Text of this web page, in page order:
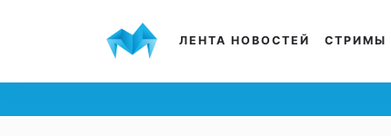
ЛЕНТА НОВОСТЕЙ СТРИМЫ